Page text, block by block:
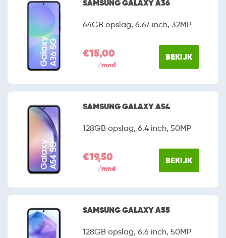
SAMSUNG GALAXY A36
64GB opslag, 6.67 inch, 32MP
€15,00
/mnd
BEKIJK
SAMSUNG GALAXY A54
128GB opslag, 6.4 inch, 50MP
€19,50
/mnd
BEKIJK
SAMSUNG GALAXY A55
128GB opslag, 6.6 inch, 50MP